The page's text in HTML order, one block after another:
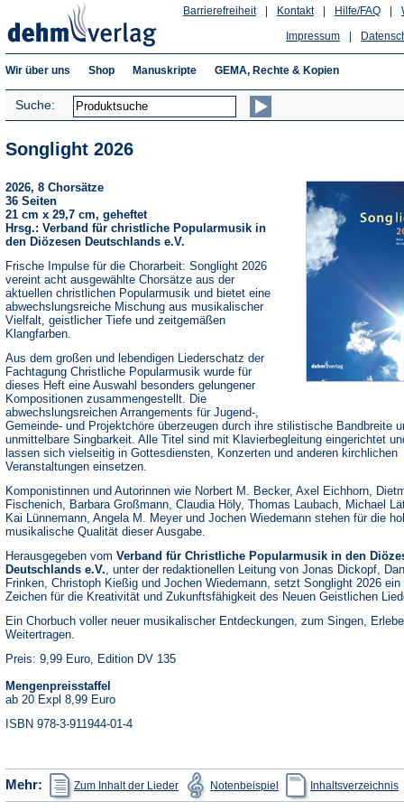
Hilfe/FAQ
Kontakt
Barrierefreiheit
Impressum
Wir über uns Shop Manuskripte GEMA, Rechte & Kopien
Suche:
Songlight 2026
2026, 8 Chorsätze
36 Seiten
21 cm x 29,7 cm, geheftet
Hrsg.: Verband für christliche Popularmusik in
den Diözesen Deutschlands e.V.
Frische Impulse für die Chorarbeit: Songlight 2026
vereint acht ausgewählte Chorsätze aus der
aktuellen christlichen Popularmusik und bietet eine
abwechslungsreiche Mischung aus musikalischer
Vielfalt, geistlicher Tiefe und zeitgemäßen
Klangfarben.
Aus dem großen und lebendigen Liederschatz der
Fachtagung Christliche Popularmusik wurde für
dieses Heft eine Auswahl besonders gelungener
Kompositionen zusammengestellt. Die
abwechslungsreichen Arrangements für Jugend-,
Gemeinde- und Projektchöre überzeugen durch ihre stilistische Bandbreite
unmittelbare Singbarkeit. Alle Titel sind mit Klavierbegleitung eingerichtet
lassen sich vielseitig in Gottesdiensten, Konzerten und anderen kirchlichen
Veranstaltungen einsetzen.
Komponistinnen und Autorinnen wie Norbert M. Becker, Axel Eichhorn,
Fischenich, Barbara Großmann, Claudia Höly, Thomas Laubach, Michael
Kai Lünnemann, Angela M. Meyer und Jochen Wiedemann stehen für die
musikalische Qualität dieser Ausgabe.
Herausgegeben vom Verband für Christliche Popularmusik in den
Deutschlands e.V., unter der redaktionellen Leitung von Jonas Dickopf,
Frinken, Christoph Kießig und Jochen Wiedemann, setzt Songlight 2026
Zeichen für die Kreativität und Zukunftsfähigkeit des Neuen Geistlichen
Ein Chorbuch voller neuer musikalischer Entdeckungen, zum Singen,
Weitertragen.
Preis: 9,99 Euro, Edition DV 135
Mengenpreisstaffel
ab 20 Expl 8,99 Euro
ISBN 978-3-911944-01-4
Mehr: Zum Inhalt der Lieder
(Öffnet
in
einem
Notenbeispiel
(Öffnet
in
einem
Inhaltsverzeichnis